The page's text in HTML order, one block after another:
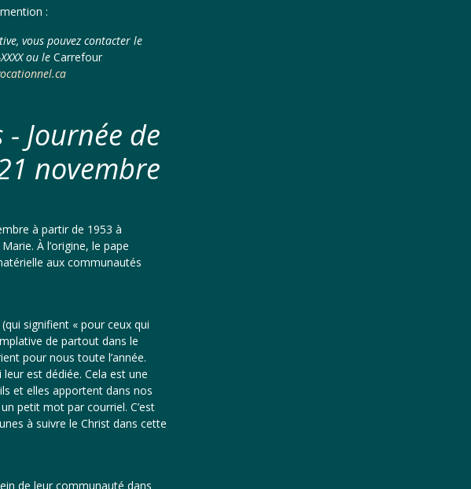
:
vous pouvez contacter le
ou le Carrefour
Journée de
novembre
à partir de 1953 à
À l’origine, le pape
aux communautés
(qui signifient « pour ceux qui
de partout dans le
pour nous toute l’année.
est dédiée. Cela est une
et elles apportent dans nos
petit mot par courriel. C’est
à suivre le Christ dans cette
de leur communauté dans